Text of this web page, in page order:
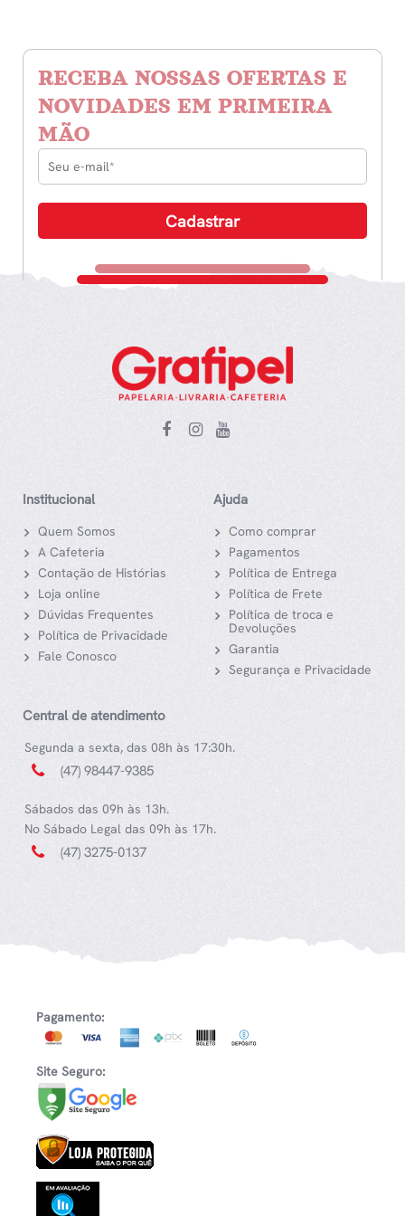
Dor
quantidade
RECEBA NOSSAS OFERTAS E
NOVIDADES EM PRIMEIRA
MÃO
Institucional
Quem Somos
A Cafeteria
Contação de Histórias
Loja online
Dúvidas Frequentes
Política de Privacidade
Fale Conosco
Ajuda
Como comprar
Pagamentos
Política de Entrega
Política de Frete
Política de troca e
Devoluções
Garantia
Segurança e Privacidade
Central de atendimento
Segunda a sexta, das 08h às 17:30h.
(47) 98447-9385
Sábados das 09h às 13h.
No Sábado Legal das 09h às 17h.
(47) 3275-0137
Pagamento:
Site Seguro: